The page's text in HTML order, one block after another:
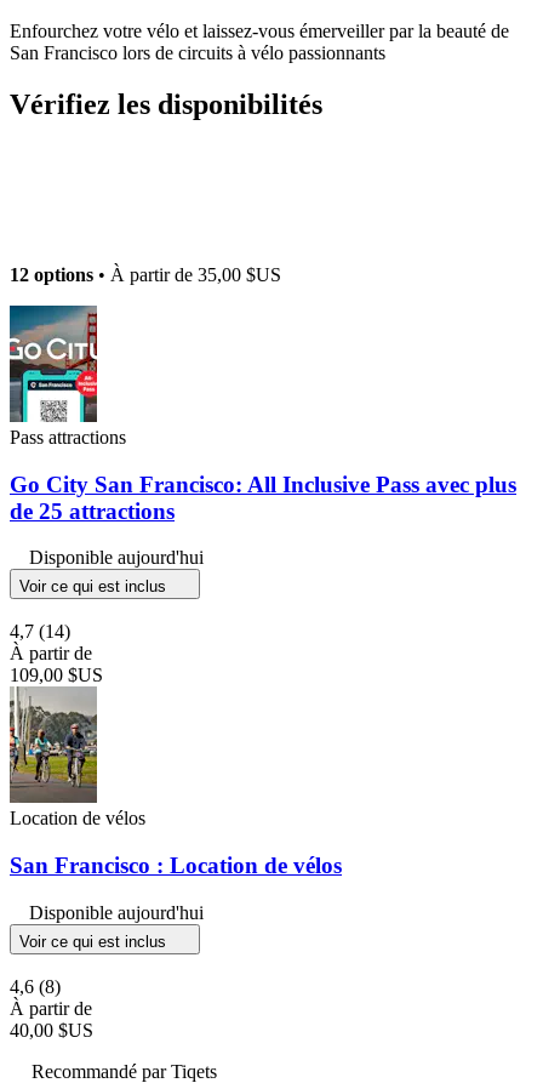
Enfourchez votre vélo et laissez-vous émerveiller par la beauté de
San Francisco lors de circuits à vélo passionnants
Vérifiez les disponibilités
12 options • À partir de 35,00 $US
Pass attractions
Go City San Francisco: All Inclusive Pass avec plus
de 25 attractions
Disponible aujourd'hui
Voir ce qui est inclus
4,7 (14)
À partir de
109,00 $US
Location de vélos
San Francisco : Location de vélos
Disponible aujourd'hui
Voir ce qui est inclus
4,6 (8)
À partir de
40,00 $US
Recommandé par Tiqets